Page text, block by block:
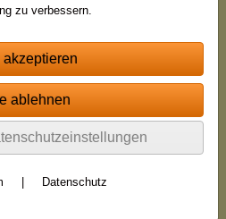
Sortierung wählen
zu verbessern.
Datenschutz